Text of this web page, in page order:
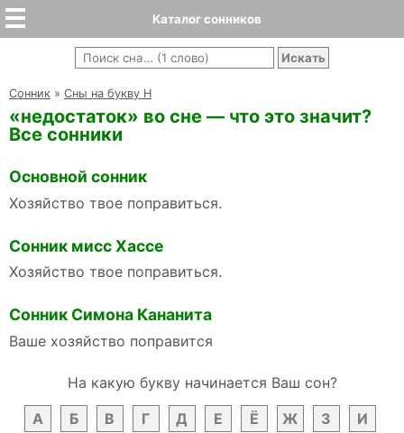
Каталог сонников
Cонник » Сны на букву Н
«недостаток» во сне — что это значит?
Все сонники
Основной сонник
Хозяйство твое поправиться.
Сонник мисс Хассе
Хозяйство твое поправиться.
Сонник Симона Кананита
Ваше хозяйство поправится
На какую букву начинается Ваш сон?
А
Б В Г Д Е Ё Ж З И